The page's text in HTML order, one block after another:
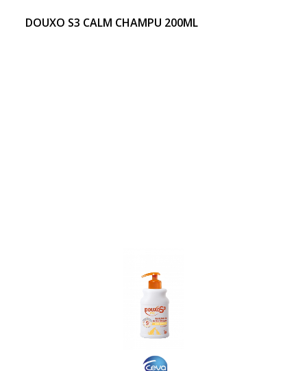
DOUXO S3 CALM CHAMPU 200ML